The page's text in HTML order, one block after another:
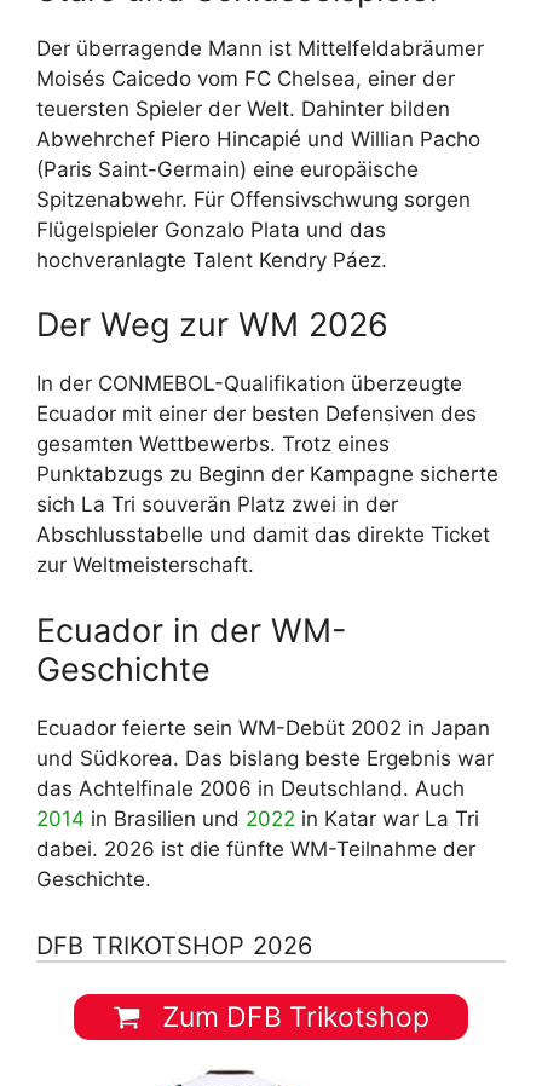
Der überragende Mann ist Mittelfeldabräumer
Moisés Caicedo vom FC Chelsea, einer der
teuersten Spieler der Welt. Dahinter bilden
Abwehrchef Piero Hincapié und Willian Pacho
(Paris Saint-Germain) eine europäische
Spitzenabwehr. Für Offensivschwung sorgen
Flügelspieler Gonzalo Plata und das
hochveranlagte Talent Kendry Páez.
Der Weg zur WM 2026
In der CONMEBOL-Qualifikation überzeugte
Ecuador mit einer der besten Defensiven des
gesamten Wettbewerbs. Trotz eines
Punktabzugs zu Beginn der Kampagne sicherte
sich La Tri souverän Platz zwei in der
Abschlusstabelle und damit das direkte Ticket
zur Weltmeisterschaft.
Ecuador in der WM-
Geschichte
Ecuador feierte sein WM-Debüt 2002 in Japan
und Südkorea. Das bislang beste Ergebnis war
das Achtelfinale 2006 in Deutschland. Auch
2014 in Brasilien und 2022 in Katar war La Tri
dabei. 2026 ist die fünfte WM-Teilnahme der
Geschichte.
DFB TRIKOTSHOP 2026
Zum DFB Trikotshop